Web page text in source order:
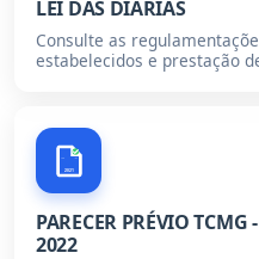
LEI DAS DIÁRIAS
Consulte as
estabelecidos e prestação
2021
PARECER PRÉVIO TCMG
2022